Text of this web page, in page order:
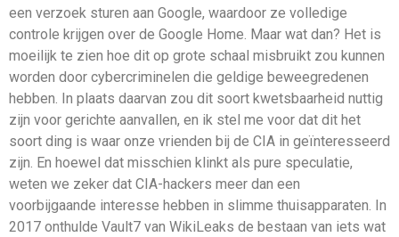
een verzoek sturen aan Google, waardoor ze volledige
controle krijgen over de Google Home. Maar wat dan? Het is
moeilijk te zien hoe dit op grote schaal misbruikt zou kunnen
worden door cybercriminelen die geldige beweegredenen
hebben. In plaats daarvan zou dit soort kwetsbaarheid nuttig
zijn voor gerichte aanvallen, en ik stel me voor dat dit het
soort ding is waar onze vrienden bij de CIA in geïnteresseerd
zijn. En hoewel dat misschien klinkt als pure speculatie,
weten we zeker dat CIA-hackers meer dan een
voorbijgaande interesse hebben in slimme thuisapparaten. In
2017 onthulde Vault7 van WikiLeaks de bestaan van iets wat